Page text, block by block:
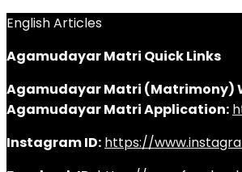
English Articles
Agamudayar Matri Quick Links
Agamudayar Matri (Matrimony)
Agamudayar Matri Application:
Instagram ID: https://